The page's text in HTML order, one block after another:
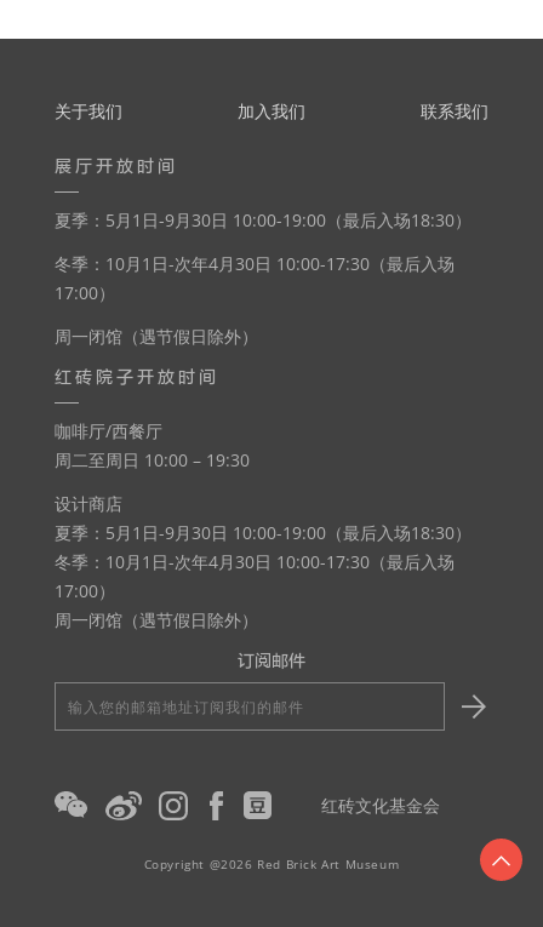
关于我们 加入我们 联系我们
展厅开放时间
夏季：5月1日-9月30日 10:00-19:00（最后入场18:30）
冬季：10月1日-次年4月30日 10:00-17:30（最后入场
17:00）
周一闭馆（遇节假日除外）
红砖院子开放时间
咖啡厅/西餐厅
周二至周日 10:00 – 19:30
设计商店
夏季：5月1日-9月30日 10:00-19:00（最后入场18:30）
冬季：10月1日-次年4月30日 10:00-17:30（最后入场
17:00）
周一闭馆（遇节假日除外）
订阅邮件
输
入
的
红砖文化基金会
Copyright @2026 Red Brick Art Museum